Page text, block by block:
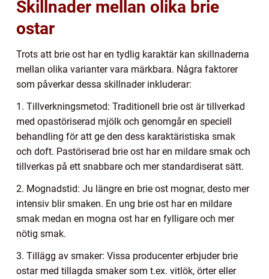
Skillnader mellan olika brie
ostar
Trots att brie ost har en tydlig karaktär kan skillnaderna
mellan olika varianter vara märkbara. Några faktorer
som påverkar dessa skillnader inkluderar:
1. Tillverkningsmetod: Traditionell brie ost är tillverkad
med opastöriserad mjölk och genomgår en speciell
behandling för att ge den dess karaktäristiska smak
och doft. Pastöriserad brie ost har en mildare smak och
tillverkas på ett snabbare och mer standardiserat sätt.
2. Mognadstid: Ju längre en brie ost mognar, desto mer
intensiv blir smaken. En ung brie ost har en mildare
smak medan en mogna ost har en fylligare och mer
nötig smak.
3. Tillägg av smaker: Vissa producenter erbjuder brie
ostar med tillagda smaker som t.ex. vitlök, örter eller